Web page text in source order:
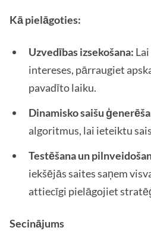
Kā pielāgoties:
Uzvedības izsekošana:
intereses, pārraugiet
pavadīto laiku.
Dinamisko saišu
algoritmus, lai ieteiktu
Testēšana un
iekšējās saites saņem
attiecīgi pielāgojiet
Secinājums